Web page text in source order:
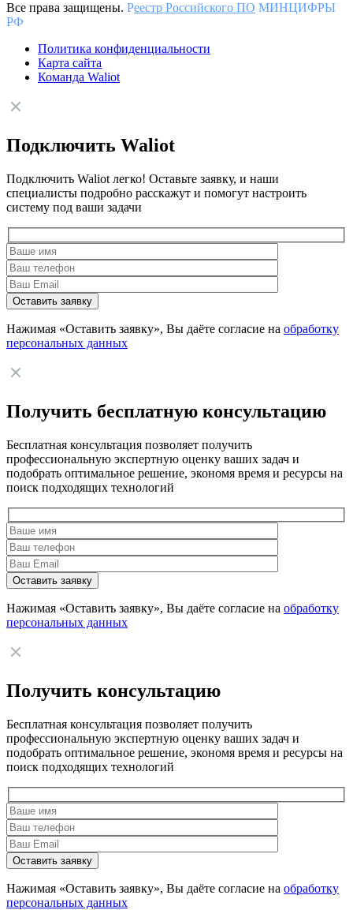
Все права защищены. Реестр Российского ПО МИНЦИФРЫ
РФ
Политика конфиденциальности
Карта сайта
Команда Waliot
Подключить Waliot
Подключить Waliot легко! Оставьте заявку, и наши
специалисты подробно расскажут и помогут настроить
систему под ваши задачи
Нажимая «Оставить заявку», Вы даёте согласие на обработку
персональных данных
Получить бесплатную консультацию
Бесплатная консультация позволяет получить
профессиональную экспертную оценку ваших задач и
подобрать оптимальное решение, экономя время и ресурсы на
поиск подходящих технологий
Нажимая «Оставить заявку», Вы даёте согласие на обработку
персональных данных
Получить консультацию
Бесплатная консультация позволяет получить
профессиональную экспертную оценку ваших задач и
подобрать оптимальное решение, экономя время и ресурсы на
поиск подходящих технологий
Нажимая «Оставить заявку», Вы даёте согласие на обработку
персональных данных